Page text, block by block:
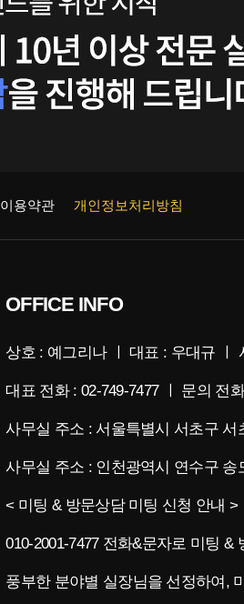
이용약관 개인정보처리방침
OFFICE INFO
상호 : 예그리나 ㅣ 대표 : 우대규 ㅣ
대표 전화 : 02-749-7477 ㅣ 문의 전
사무실 주소 : 서울특별시 서초구 서
사무실 주소 : 인천광역시 연수구
< 미팅 & 방문상담 미팅 신청 안내 >
010-2001-7477 전화&문자로 미팅
풍부한 분야별 실장님을 선정하여,